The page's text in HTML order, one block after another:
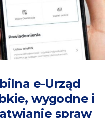
e-Urząd
wygodne i
spraw